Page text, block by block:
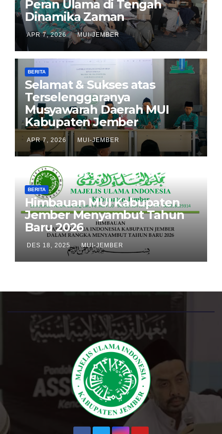
Peran Ulama di Tengah
Dinamika Zaman
APR 7, 2026 MUI-JEMBER
BERITA
Selamat & Sukses atas
Terselenggaranya
Musyawarah Daerah MUI
Kabupaten Jember
APR 7, 2026 MUI-JEMBER
BERITA
Himbauan MUI Kabupaten
Jember Menyambut Tahun
Baru 2026
DES 18, 2025 MUI-JEMBER